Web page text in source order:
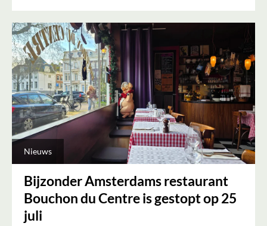
Nieuws
Bijzonder Amsterdams restaurant
Bouchon du Centre is gestopt op 25
juli